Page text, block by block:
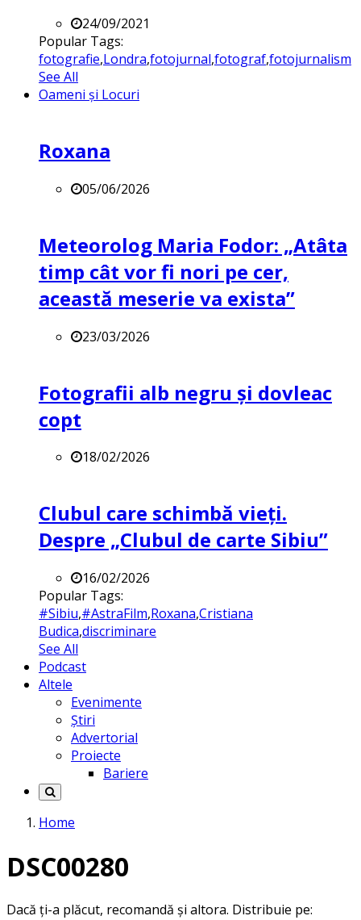
24/09/2021
Popular Tags:
fotografie,Londra,fotojurnal,fotograf,fotojurnalism
See All
Oameni și Locuri
Roxana
05/06/2026
Meteorolog Maria Fodor: „Atâta
timp cât vor fi nori pe cer,
această meserie va exista”
23/03/2026
Fotografii alb negru și dovleac
copt
18/02/2026
Clubul care schimbă vieți.
Despre „Clubul de carte Sibiu”
16/02/2026
Popular Tags:
#Sibiu,#AstraFilm,Roxana,Cristiana
Budica,discriminare
See All
Podcast
Altele
Evenimente
Știri
Advertorial
Proiecte
Bariere
Home
DSC00280
Dacă ți-a plăcut, recomandă și altora. Distribuie pe: